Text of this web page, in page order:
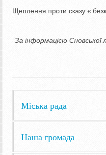
Щеплення проти сказу є
За інформацією Сновської
Міська рада
Наша громада